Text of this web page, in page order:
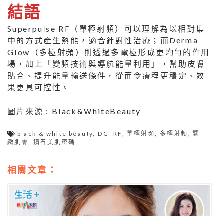
結語
Superpulse RF（單極射頻）可以理解為以相對集
中的方式產生熱能，適合針對性治療；而Derma
Glow（多極射頻）則透過多電極形成更均勻的作用
場，加上「變頻技術與導航能量利用」，幫助皮膚
貼合、提升能量輸送條件，從而令療程更穩定、效
果更具可控性。
圖片來源 : Black&WhiteBeauty
black & white beauty,DG, RF ,單極射頻, 多極射頻 , 緊
緻肌膚,鑽石美肌密碼
相關文章：